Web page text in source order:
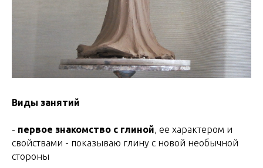
Виды занятий
- первое знакомство с глиной, ее характером и
свойствами - показываю глину с новой необычной
стороны